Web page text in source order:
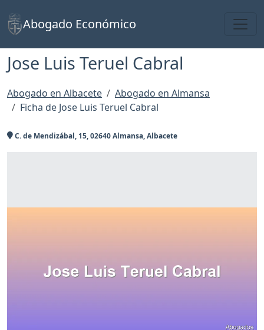
Abogado Económico
Jose Luis Teruel Cabral
Abogado en Albacete
Abogado en Almansa
Ficha de Jose Luis Teruel Cabral
C. de Mendizábal, 15, 02640 Almansa, Albacete